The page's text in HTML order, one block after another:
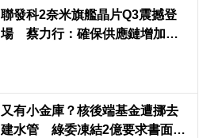
聯發科2奈米旗艦晶片Q3震撼登
場 蔡力行：確保供應鏈增加的
又有小金庫？核後端基金遭挪去
建水管 綠委凍結2億要求書面解